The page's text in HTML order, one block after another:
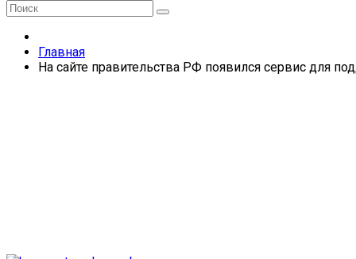
Главная
На сайте правительства РФ появился сервис для